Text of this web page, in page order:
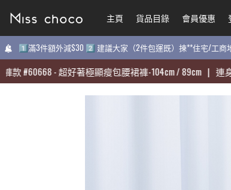
主頁 貨品目錄 會員優惠
1️⃣滿3件額外減$30 2️⃣ 建議大家（2件包運既）揀**住宅/工
60668-超好著極顯瘦包腰裙褲-104cm / 89cm | 連身裙#
主頁 貨品目錄 會員優惠
1️⃣滿3件額外減$30 2️⃣ 建議大家（2件包運既）揀**住宅/工
60668-超好著極顯瘦包腰裙褲-104cm / 89cm | 連身裙#